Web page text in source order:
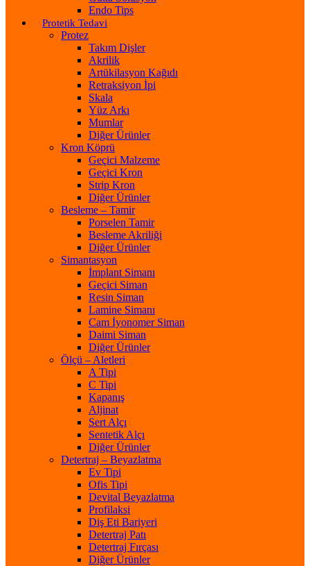
Endo Tips
Protetik Tedavi
Protez
Takım Dişler
Akrilik
Artükilasyon Kağıdı
Retraksiyon İpi
Skala
Yüz Arkı
Mumlar
Diğer Ürünler
Kron Köprü
Geçici Malzeme
Geçici Kron
Strip Kron
Diğer Ürünler
Besleme – Tamir
Porselen Tamir
Besleme Akriliği
Diğer Ürünler
Simantasyon
İmplant Simanı
Geçici Siman
Resin Siman
Lamine Simanı
Cam İyonomer Siman
Daimi Siman
Diğer Ürünler
Ölçü – Aletleri
A Tipi
C Tipi
Kapanış
Aljinat
Sert Alçı
Sentetik Alçı
Diğer Ürünler
Detertraj – Beyazlatma
Ev Tipi
Ofis Tipi
Devital Beyazlatma
Profilaksi
Diş Eti Bariyeri
Detertraj Patı
Detertraj Fırçası
Diğer Ürünler